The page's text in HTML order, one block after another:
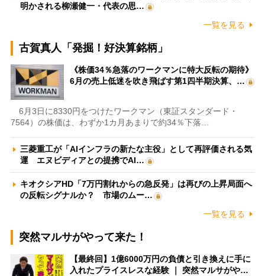
明かされる柳瀬健一・代表の思…
一覧を見る
古賀真人「発掘！好決算銘柄」
《株価34％急落のワークマンに特大反転の期待》
6月の売上低迷を吹き飛ばす第1四半期決算、…
6月3日に8330円をつけたワークマン（東証スタンダード・
7564）の株価は、わずか1カ月あまりで約34％下落…
三菱重工が「AIインフラの新たな主役」として再評価される気
運 エヌビディアとの提携でAI…
キオクシアHD「7万円割れからの急反発」は再びの上昇局面へ
の反転シグナルか？ 市場のムー…
一覧を見る
突然マルサがやって来た！
【最終回】1億6000万円の負債と引き換えに手に
入れたプライスレスな経験 ｜ 突然マルサがや…